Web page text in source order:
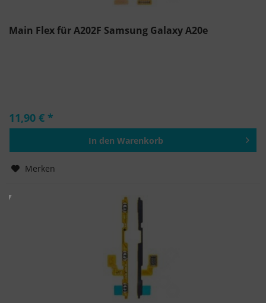
Main Flex für A202F Samsung Galaxy A20e
11,90 € *
In den Warenkorb
Merken